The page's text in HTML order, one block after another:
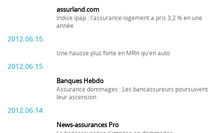
assurland.com
Indice Ipap : l'assurance logement a pris 3,2 % en une
année
2012.06.15
Une hausse plus forte en MRH qu'en auto
2012.06.15
Banques Hebdo
Assurance dommages : Les bancassureurs poursuivent
leur ascension
2012.06.14
News-assurances Pro